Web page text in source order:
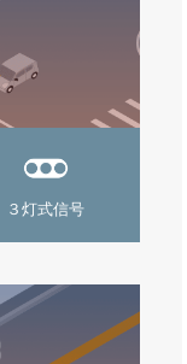
３灯式信号